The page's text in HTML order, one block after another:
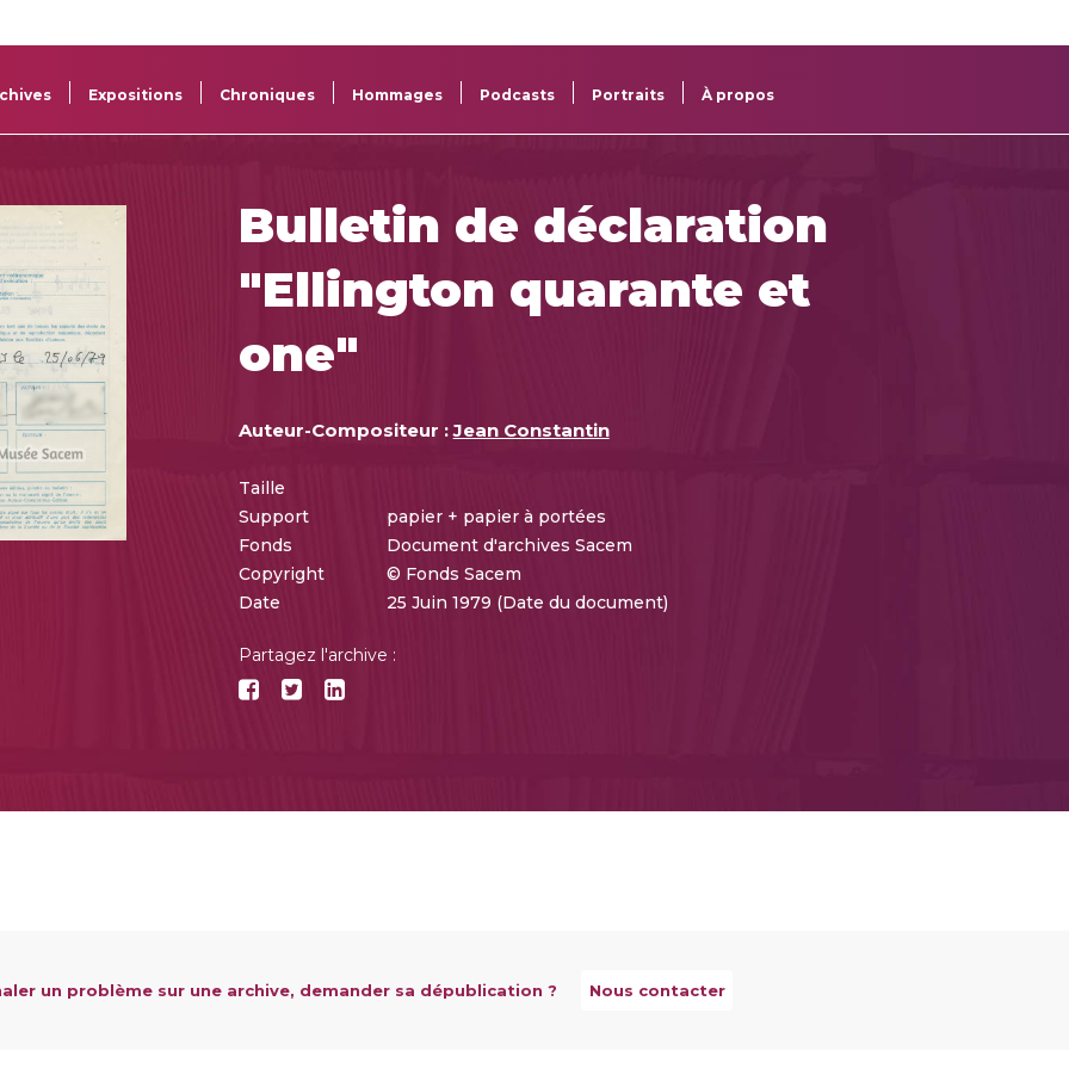
Sacem
projets
Sacem
des œuvres
Expositions Chroniques Hommages Podcasts Portraits À propos
Bulletin de déclaration
"Ellington quarante et
one"
Auteur-Compositeur : Jean Constantin
Taille
Support
papier + papier à portées
Fonds
Document d'archives Sacem
Copyright
© Fonds Sacem
Date
25 Juin 1979 (Date du document)
Partagez l'archive :
un problème sur une archive, demander sa dépublication ? Nous contacter